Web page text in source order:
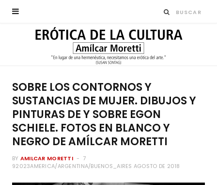
SOBRE LOS CONTORNOS Y
SUSTANCIAS DE MUJER. DIBUJOS Y
PINTURAS DE Y SOBRE EGON
SCHIELE. FOTOS EN BLANCO Y
NEGRO DE AMÍLCAR MORETTI
BY AMILCAR MORETTI
7
92023AMERICA/ARGENTINA/BUENOS_AIRES AGOSTO DE 2018